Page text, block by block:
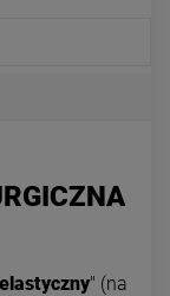
elastyczny" (na